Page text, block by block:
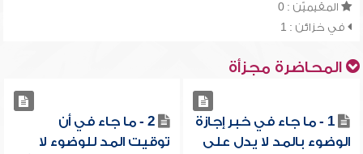
المقيميّن : 0
في خزائن : 1
المحاضرة مجزأة
1 - ما جاء في خبر إجازة
الوضوء بالمد لا يدل على
2 - ما جاء في أن
توقيت المد للوضوء لا